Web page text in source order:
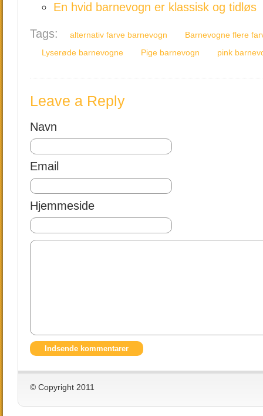
En hvid barnevogn er klassisk og tidløs
Tags: alternativ farve barnevogn
Barnevogne flere
Lyserøde barnevogne
Pige barnevogn pink
Leave a Reply
Navn
Email
Hjemmeside
© Copyright 2011